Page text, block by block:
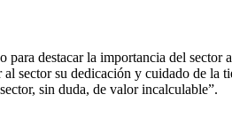
destacar la importancia del
sector su dedicación y cuidado de
sin duda, de valor incalculable”.